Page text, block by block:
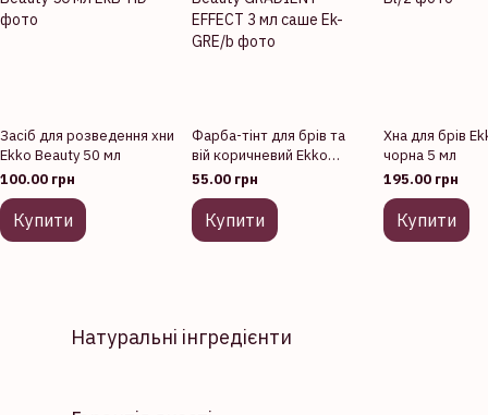
Засіб для розведення хни
Ekko Beauty 50 мл
100.00 грн
Купити
Фарба-тінт для брів та
вій коричневий Ekko
Beauty GRADIENT EFFECT
3 мл саше
55.00 грн
Купити
Хна для брів
чорна 5 мл
195.00 грн
Купити
Натуральні інгредієнти